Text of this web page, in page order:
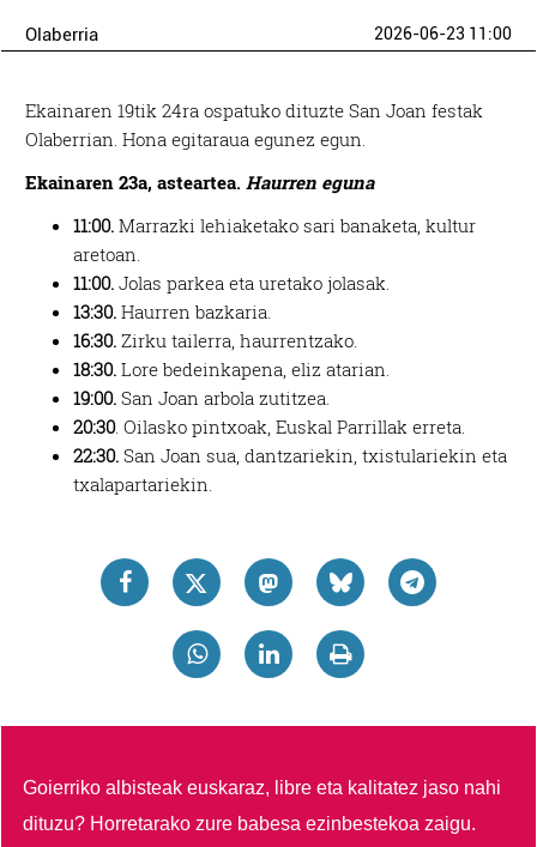
Olaberria 2026-06-23 11:00
Ekainaren 19tik 24ra ospatuko dituzte San Joan festak
Olaberrian. Hona egitaraua egunez egun.
Ekainaren 23a, asteartea.Haurren eguna
11:00. Marrazki lehiaketako sari banaketa, kultur
aretoan.
11:00. Jolas parkea eta uretako jolasak.
13:30. Haurren bazkaria.
16:30. Zirku tailerra, haurrentzako.
18:30. Lore bedeinkapena, eliz atarian.
19:00. San Joan arbola zutitzea.
20:30. Oilasko pintxoak, Euskal Parrillak erreta.
22:30. San Joan sua, dantzariekin, txistulariekin eta
txalapartariekin.
Goierriko albisteak euskaraz, libre eta kalitatez jaso nahi
dituzu? Horretarako zure babesa ezinbestekoa zaigu.